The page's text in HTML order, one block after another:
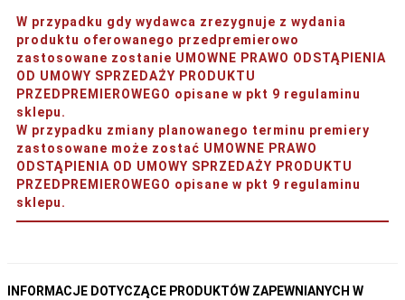
W przypadku gdy wydawca zrezygnuje z wydania
produktu oferowanego przedpremierowo
zastosowane zostanie UMOWNE PRAWO ODSTĄPIENIA
OD UMOWY SPRZEDAŻY PRODUKTU
PRZEDPREMIEROWEGO opisane w pkt 9 regulaminu
sklepu.
W przypadku zmiany planowanego terminu premiery
zastosowane może zostać UMOWNE PRAWO
ODSTĄPIENIA OD UMOWY SPRZEDAŻY PRODUKTU
PRZEDPREMIEROWEGO opisane w pkt 9 regulaminu
sklepu.
INFORMACJE DOTYCZĄCE PRODUKTÓW ZAPEWNIANYCH W